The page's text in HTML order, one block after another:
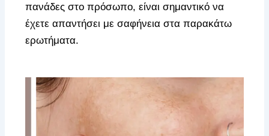
πανάδες στο πρόσωπο, είναι σημαντικό να
έχετε απαντήσει με σαφήνεια στα παρακάτω
ερωτήματα.